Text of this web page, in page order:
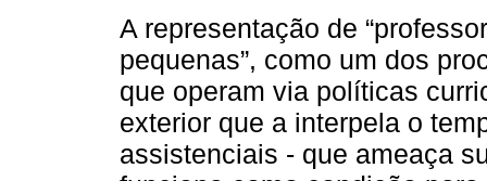
A representação de
pequenas”, como um dos
que operam via políticas
exterior que a interpela o
assistenciais - que ameaça